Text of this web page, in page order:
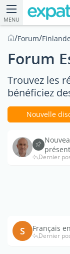
MENU
/Forum/
Forum
Trouvez les
bénéficiez
Nouvelle
Dernier
S Français
Dernier